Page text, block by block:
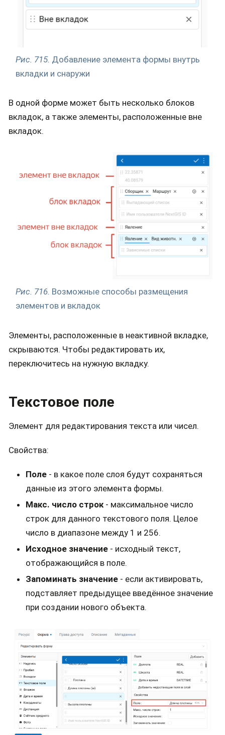
Рис. 715. Добавление элемента формы внутрь
вкладки и снаружи
В одной форме может быть несколько блоков
вкладок, а также элементы, расположенные вне
вкладок.
Рис. 716. Возможные способы размещения
элементов и вкладок
Элементы, расположенные в неактивной вкладке,
скрываются. Чтобы редактировать их,
переключитесь на нужную вкладку.
Текстовое поле
Элемент для редактирования текста или чисел.
Свойства:
Поле - в какое поле слоя будут сохраняться
данные из этого элемента формы.
Макс. число строк - максимальное число
строк для данного текстового поля. Целое
число в диапазоне между 1 и 256.
Исходное значение - исходный текст,
отображающийся в поле.
Запоминать значение - если активировать,
подставляет предыдущее введённое значение
при создании нового объекта.